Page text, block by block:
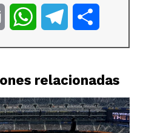
Email WhatsAppTelegram
relacionadas